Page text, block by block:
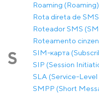
Roaming (Roaming)
Rota direta de
Roteador SMS
Roteamento
S
SIM-карта
SIP (Session
SLA (Service-
SMPP (Short